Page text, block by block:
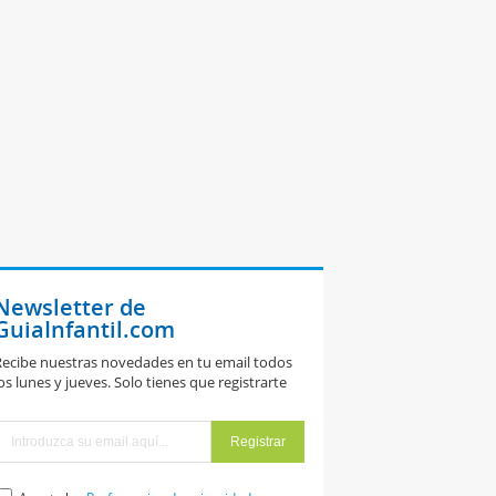
de
nuestras novedades en tu email todos
lunes y jueves. Solo tienes que registrarte